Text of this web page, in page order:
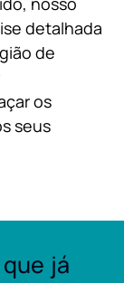
detalhada
de
os
seus
já